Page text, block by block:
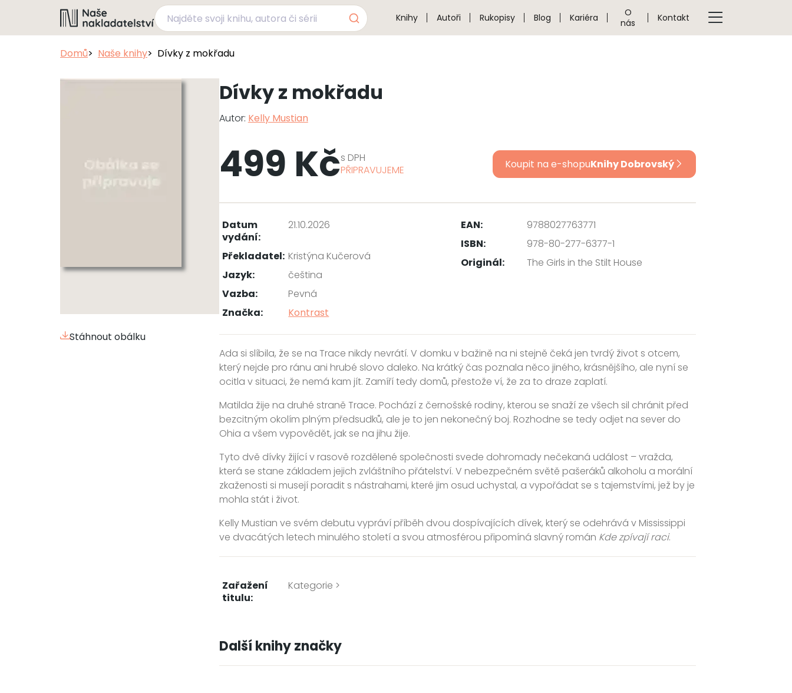
Knihy Autoři Rukopisy Blog Kariéra
O
nás
Kontakt
Domů Naše knihy Dívky z mokřadu
Stáhnout obálku
Dívky z mokřadu
Autor: Kelly Mustian
499 Kčs DPH
PŘIPRAVUJEME
Koupit na e-shopuKnihy Dobrovský
Datum
vydání:
21.10.2026
Překladatel: Kristýna Kučerová
Jazyk:
čeština
Vazba:
Pevná
EAN:
9788027763771
ISBN:
978-80-277-6377-1
Originál:
The Girls in the Stilt House
Značka: Kontrast
Ada si slíbila, že se na Trace nikdy nevrátí. V domku v bažině na ni stejně čeká jen tvrdý život s otcem,
který nejde pro ránu ani hrubé slovo daleko. Na krátký čas poznala něco jiného, krásnějšího, ale nyní se
ocitla v situaci, že nemá kam jít. Zamíří tedy domů, přestože ví, že za to draze zaplatí.
Matilda žije na druhé straně Trace. Pochází z černošské rodiny, kterou se snaží ze všech sil chránit před
bezcitným okolím plným předsudků, ale je to jen nekonečný boj. Rozhodne se tedy odjet na sever do
Ohia a všem vypovědět, jak se na jihu žije.
Tyto dvě dívky žijící v rasově rozdělené společnosti svede dohromady nečekaná událost – vražda,
která se stane základem jejich zvláštního přátelství. V nebezpečném světě pašeráků alkoholu a morální
zkaženosti si musejí poradit s nástrahami, které jim osud uchystal, a vypořádat se s tajemstvími, jež by je
mohla stát i život.
Kelly Mustian ve svém debutu vypráví příběh dvou dospívajících dívek, který se odehrává v Mississippi
ve dvacátých letech minulého století a svou atmosférou připomíná slavný román Kde zpívají raci.
Zařažení
titulu:
Kategorie >
Další knihy značky